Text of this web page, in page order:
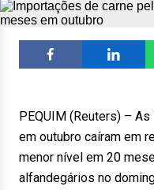
PEQUIM (Reuters) –
em outubro caíram em
menor nível em 20
alfandegários no